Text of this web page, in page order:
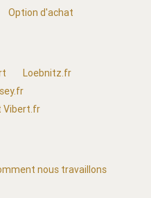
Option d'achat
Loebnitz.fr
Vibert.fr
nous travaillons